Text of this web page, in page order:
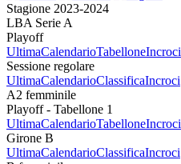
Stagione 2023-2024
LBA Serie A
Playoff
UltimaCalendarioTabelloneIncroci
Sessione regolare
UltimaCalendarioClassificaIncroci
A2 femminile
Playoff - Tabellone 1
UltimaCalendarioTabelloneIncroci
Girone B
UltimaCalendarioClassificaIncroci